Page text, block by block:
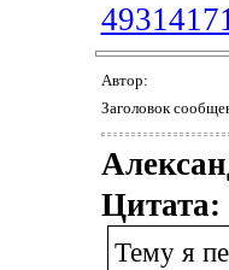
Автор:
Заголовок
Цитата:
Тему я